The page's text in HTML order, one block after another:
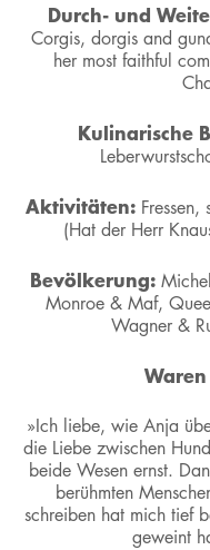
Durch- und
Corgis, dorgis and
her most faithful
Kulinarische
Aktivitäten:
(Hat der Herr
Bevölkerung:
Monroe & Maf,
Wagner &
»Ich liebe, wie Anja
die Liebe zwischen
beide Wesen ernst.
berühmten
schreiben hat mich tief
geweint